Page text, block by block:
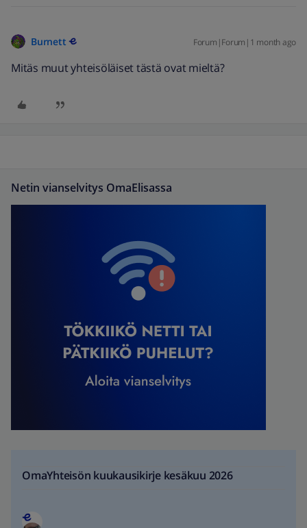
Burnett Forum|Forum|1 month ago
Mitäs muut yhteisöläiset tästä ovat mieltä?
Netin vianselvitys OmaElisassa
OmaYhteisön kuukausikirje kesäkuu 2026